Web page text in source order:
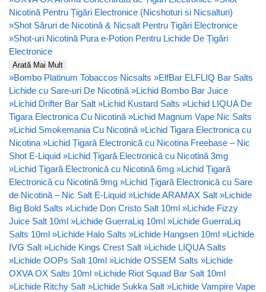
Nicotină Pentru Țigări Electronice (Nicshoturi si Nicsalturi)
»Shot Săruri de Nicotină & Nicsalt Pentru Țigări Electronice
»Shot-uri Nicotină Pura e-Potion Pentru Lichide De Țigări
Electronice
Arată Mai Mult
»Bombo Platinum Tobaccos Nicsalts »ElfBar ELFLIQ Bar Salts
Lichide cu Sare-uri De Nicotină »Lichid Bombo Bar Juice
»Lichid Drifter Bar Salt »Lichid Kustard Salts »Lichid LIQUA De
Tigara Electronica Cu Nicotină »Lichid Magnum Vape Nic Salts
»Lichid Smokemania Cu Nicotină »Lichid Tigara Electronica cu
Nicotina »Lichid Țigară Electronică cu Nicotina Freebase – Nic
Shot E-Liquid »Lichid Țigară Electronică cu Nicotină 3mg
»Lichid Țigară Electronică cu Nicotină 6mg »Lichid Țigară
Electronică cu Nicotină 9mg »Lichid Țigară Electronică cu Sare
de Nicotină – Nic Salt E-Liquid »Lichide ARAMAX Salt »Lichide
Big Bold Salts »Lichide Don Cristo Salt 10ml »Lichide Fizzy
Juice Salt 10ml »Lichide GuerraLiq 10ml »Lichide GuerraLiq
Salts 10ml »Lichide Halo Salts »Lichide Hangsen 10ml »Lichide
IVG Salt »Lichide Kings Crest Salt »Lichide LIQUA Salts
»Lichide OOPs Salt 10ml »Lichide OSSEM Salts »Lichide
OXVA OX Salts 10ml »Lichide Riot Squad Bar Salt 10ml
»Lichide Ritchy Salt »Lichide Sukka Salt »Lichide Vampire Vape